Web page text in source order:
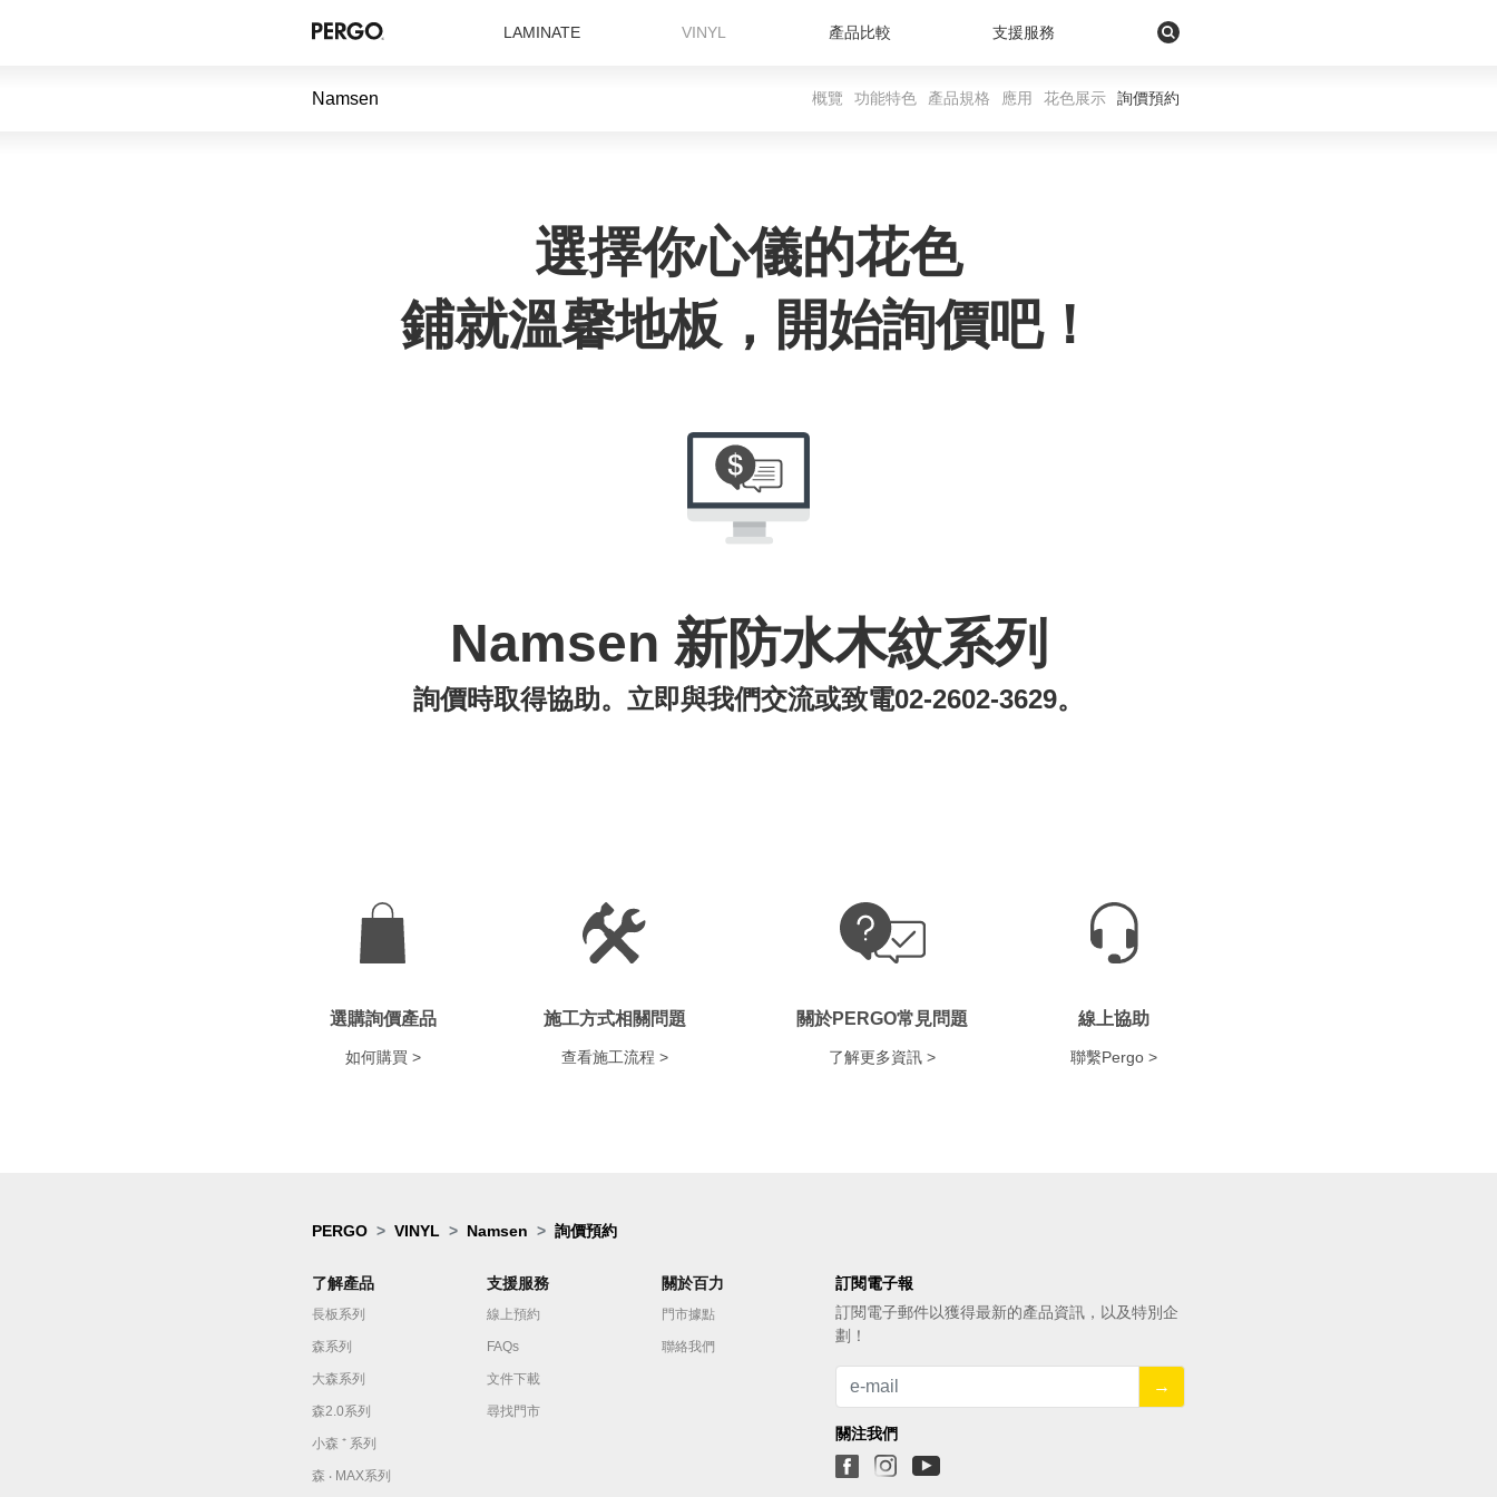
LAMINATE VINYL 產品比較 支援服務
Namsen 概覽 功能特色 產品規格 應用 花色展示 詢價預約
選擇你心儀的花色
鋪就溫馨地板，開始詢價吧！
Namsen 新防水木紋系列
詢價時取得協助。立即與我們交流或致電02-2602-3629。
選購詢價產品
如何購買 >
施工方式相關問題
查看施工流程 >
關於PERGO常見問題
了解更多資訊 >
線上協助
聯繫Pergo >
PERGO VINYL Namsen 詢價預約
了解產品
長板系列
森系列
大森系列
森2.0系列
小森 ⁺ 系列
森 ‧ MAX系列
支援服務
線上預約
FAQs
文件下載
尋找門市
關於百力
門市據點
聯絡我們
訂閱電子報
訂閱電⼦郵件以獲得最新的產品資訊，以及特別企
劃！
→
關注我們